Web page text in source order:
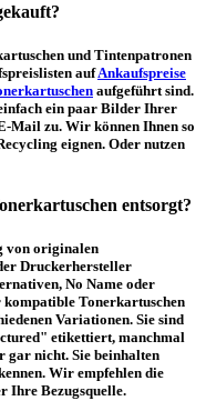
und Tintenpatronen
aufAnkaufspreise
aufgeführt sind.
ein paar Bilder Ihrer
Mail zu. Wir können Ihnen so
eignen. Oder nutzen
entsorgt?
von originalen
Druckerhersteller
No Name oder
Tonerkartuschen
Variationen. Sie sind
etikettiert, manchmal
nicht. Sie beinhalten
Wir empfehlen die
Ihre Bezugsquelle.